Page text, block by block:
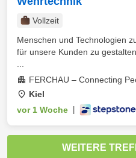
Vollzeit
Menschen und Technologien
für unsere Kunden zu
FERCHAU – Connecting
Kiel
vor 1 Woche
WEITERE